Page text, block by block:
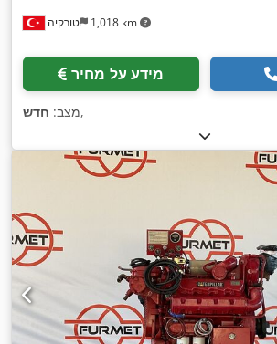
טורקיה 1,018 km
מידע על מחיר
מצב: חדש ,